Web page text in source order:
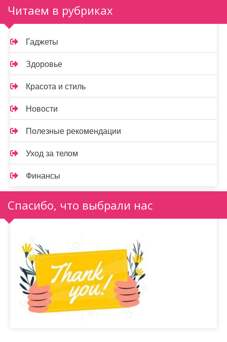
Читаем в рубриках
Гаджеты
Здоровье
Красота и стиль
Новости
Полезные рекомендации
Уход за телом
Финансы
Спасибо, что выбрали нас